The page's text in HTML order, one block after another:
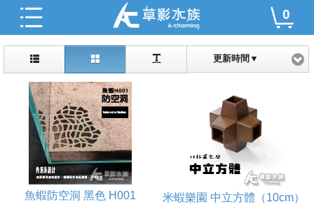
0
更新時間▼
魚蝦防空洞 黑色 H001 米蝦樂園 中立方體（10cm）